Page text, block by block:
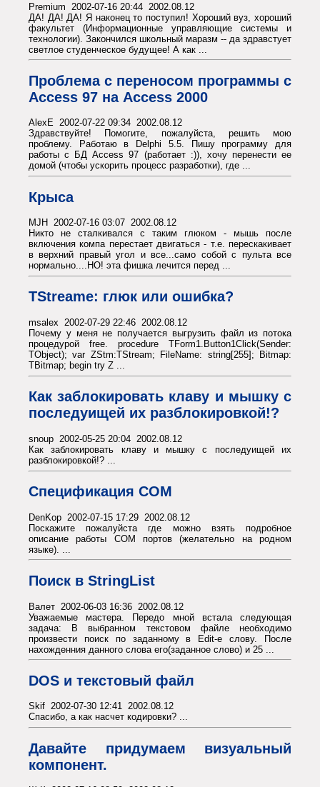
Premium 2002-07-16 20:44 2002.08.12
ДА! ДА! ДА! Я наконец то поступил! Хороший вуз, хороший
факультет (Информационные управляющие системы и
технологии). Закончился школьный маразм -- да здравстует
светлое студенческое будущее! А как ...
Проблема с переносом программы с
Access 97 на Access 2000
AlexE 2002-07-22 09:34 2002.08.12
Здравствуйте! Помогите, пожалуйста, решить мою
проблему. Работаю в Delphi 5.5. Пишу программу для
работы с БД Access 97 (работает :)), хочу перенести ее
домой (чтобы ускорить процесс разработки), где ...
Крыса
MJH 2002-07-16 03:07 2002.08.12
Никто не сталкивался с таким глюком - мышь после
включения компа перестает двигаться - т.е. перескакивает
в верхний правый угол и все...само собой с пульта все
нормально....НО! эта фишка лечится перед ...
TStreame: глюк или ошибка?
msalex 2002-07-29 22:46 2002.08.12
Почему у меня не получается выгрузить файл из потока
процедурой free. procedure TForm1.Button1Click(Sender:
TObject); var ZStm:TStream; FileName: string[255]; Bitmap:
TBitmap; begin try Z ...
Как заблокировать клаву и мышку с
последуищей их разблокировкой!?
snoup 2002-05-25 20:04 2002.08.12
Как заблокировать клаву и мышку с последуищей их
разблокировкой!? ...
Спецификация COM
DenKop 2002-07-15 17:29 2002.08.12
Поскажите пожалуйста где можно взять подробное
описание работы COM портов (желательно на родном
языке). ...
Поиск в StringList
Валет 2002-06-03 16:36 2002.08.12
Уважаемые мастера. Передо мной встала следующая
задача: В выбранном текстовом файле необходимо
произвести поиск по заданному в Edit-е слову. После
нахожденния данного слова его(заданное слово) и 25 ...
DOS и текстовый файл
Skif 2002-07-30 12:41 2002.08.12
Спасибо, а как насчет кодировки? ...
Давайте придумаем визуальный
компонент.